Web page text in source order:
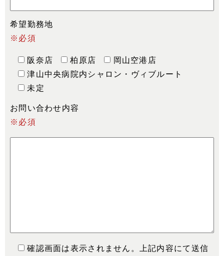
希望勤務地
※必須
阪奈店 柏原店
岡山空港店
津山中央病院内シャロン・ヴィブルート
未定
お問い合わせ内容
※必須
確認画面は表示されません。上記内容にて送信